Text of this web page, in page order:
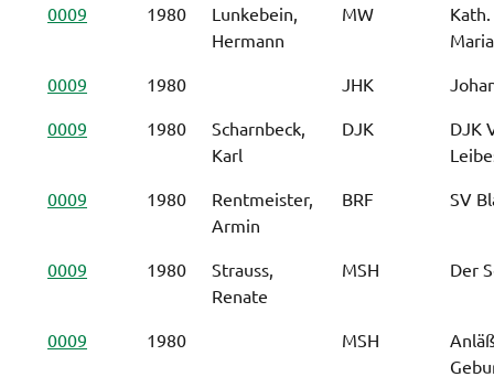
0009
1980
Lunkebein,
Hermann
MW
0009
1980 JHK
0009
1980
Scharnbeck,
Karl
DJK
DJK
0009
1980
Rentmeister,
Armin
BRF SV
0009 1980
Strauss,
Renate
MSH Der
0009 1980 MSH